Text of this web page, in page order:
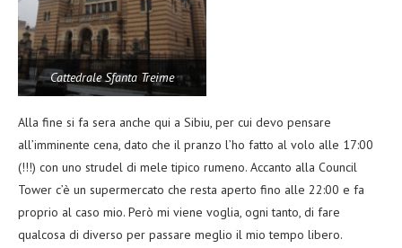
Cattedrale Sfanta Treime
Alla fine si fa sera anche qui a Sibiu, per cui devo pensare
all’imminente cena, dato che il pranzo l’ho fatto al volo alle 17:00
(!!!) con uno strudel di mele tipico rumeno. Accanto alla Council
Tower c’è un supermercato che resta aperto fino alle 22:00 e fa
proprio al caso mio. Però mi viene voglia, ogni tanto, di fare
qualcosa di diverso per passare meglio il mio tempo libero.